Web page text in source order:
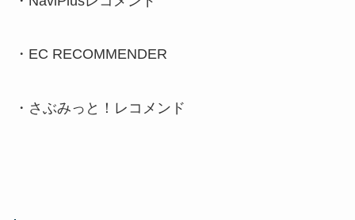
・ EC RECOMMENDER
・さぶみっと！レコメンド